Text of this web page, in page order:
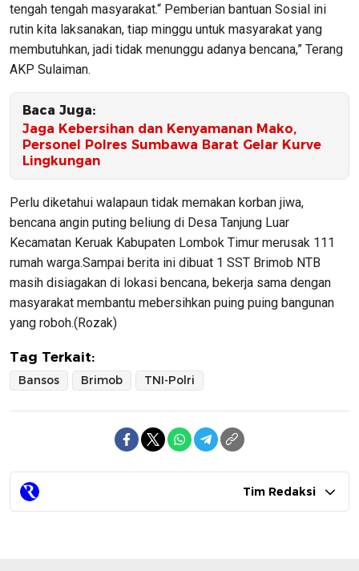
tengah tengah masyarakat.“ Pemberian bantuan Sosial ini
rutin kita laksanakan, tiap minggu untuk masyarakat yang
membutuhkan, jadi tidak menunggu adanya bencana,” Terang
AKP Sulaiman.
Baca Juga:
Jaga Kebersihan dan Kenyamanan Mako,
Personel Polres Sumbawa Barat Gelar Kurve
Lingkungan
Perlu diketahui walapaun tidak memakan korban jiwa,
bencana angin puting beliung di Desa Tanjung Luar
Kecamatan Keruak Kabupaten Lombok Timur merusak 111
rumah warga.Sampai berita ini dibuat 1 SST Brimob NTB
masih disiagakan di lokasi bencana, bekerja sama dengan
masyarakat membantu mebersihkan puing puing bangunan
yang roboh.(Rozak)
Tag Terkait:
Bansos Brimob TNI-Polri
Tim Redaksi